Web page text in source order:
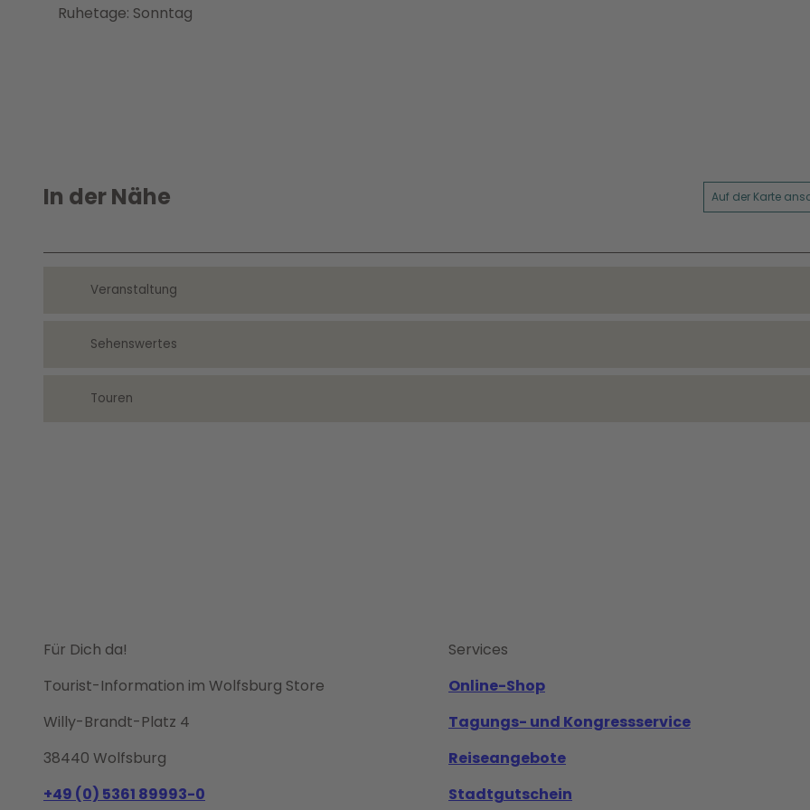
Ruhetage: Sonntag
In der Nähe Auf der Karte
Veranstaltung
Sehenswertes
Touren
Für Dich da!
Tourist-Information im Wolfsburg Store
Willy-Brandt-Platz 4
38440 Wolfsburg
+49 (0) 5361 89993-0
Services
Online-Shop
Tagungs- und Kongressservice
Reiseangebote
Stadtgutschein